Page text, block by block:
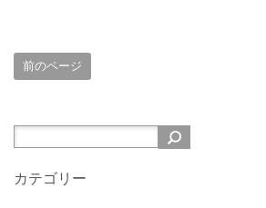
前のページ
カテゴリー